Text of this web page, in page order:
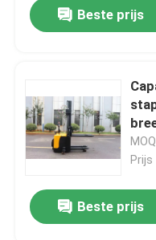
Beste prijs
Prijs
Beste prijs